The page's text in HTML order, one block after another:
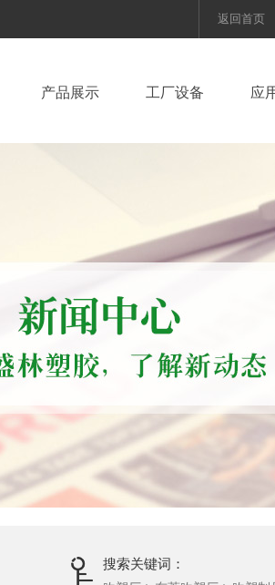
返回首页
产品展示 工厂设备 应
搜索关键词：